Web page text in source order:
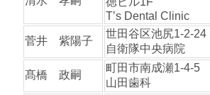
T’s Dental Clinic
菅井 紫陽子
世田谷区池尻1-2-24
自衛隊中央病院
髙橋 政嗣
町田市南成瀬1-4-5
山田歯科